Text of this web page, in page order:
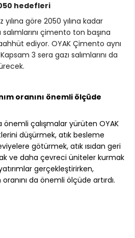
hedefleri
göre 2050 yılına kadar
çimento ton başına
ediyor. OYAK Çimento aynı
3 sera gazı salımlarını da
oranını önemli ölçüde
önemli çalışmalar yürüten OYAK
düşürmek, atık besleme
götürmek, atık ısıdan geri
ve daha çevreci üniteler kurmak
gerçekleştirirken,
da önemli ölçüde artırdı.